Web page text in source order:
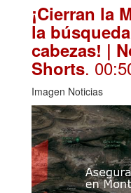
¡Cierran la
la
cabezas! |
Shorts.
Imagen Noticias